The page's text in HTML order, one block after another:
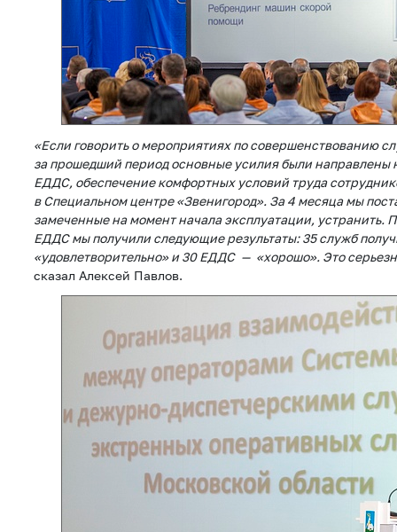
«Если говорить о мероприятиях по совершенствованию
за прошедший период основные усилия были направлены
ЕДДС, обеспечение комфортных условий труда
в Специальном центре «Звенигород». За 4 месяца мы
замеченные на момент начала эксплуатации, устранить.
ЕДДС мы получили следующие результаты: 35 служб
«удовлетворительно» и 30 ЕДДС — «хорошо». Это
сказал Алексей Павлов.